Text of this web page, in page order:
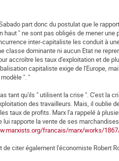
part donc du postulat que le
haut " ne sont pas obligés de mener
inter-capitaliste les conduit à
classe dominante ni aucun Etat ne
accroître les taux d'exploitation et de
capitaliste exige de l'Europe,
". "
tant qu'ils " utilisent la crise ". C'est la
des travailleurs. Mais, il oublie
taux de profits. Marx l'a rappelé à
lui rapporte la vente de ses
francais/marx/works/
de citer également l'économiste Robert